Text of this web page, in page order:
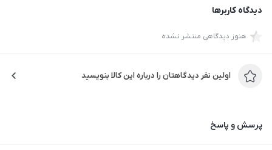
دیدگاه کاربرها
هنوز دیدگاهی منتشر نشده
اولین نفر دیدگاهتان را درباره این کالا بنویسید
پرسش و پاسخ